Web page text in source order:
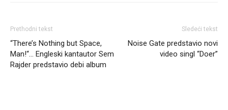
Prethodni tekst
“There’s Nothing but Space,
Man!“… Engleski kantautor Sem
Rajder predstavio debi album
Sledeći tekst
Noise Gate predstavio novi
video singl “Doer”